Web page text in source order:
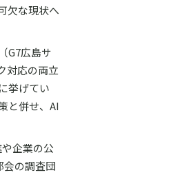
欠な現状へ
G7広島サ
対応の両立
挙げてい
と併せ、AI
企業の公
会の調査団